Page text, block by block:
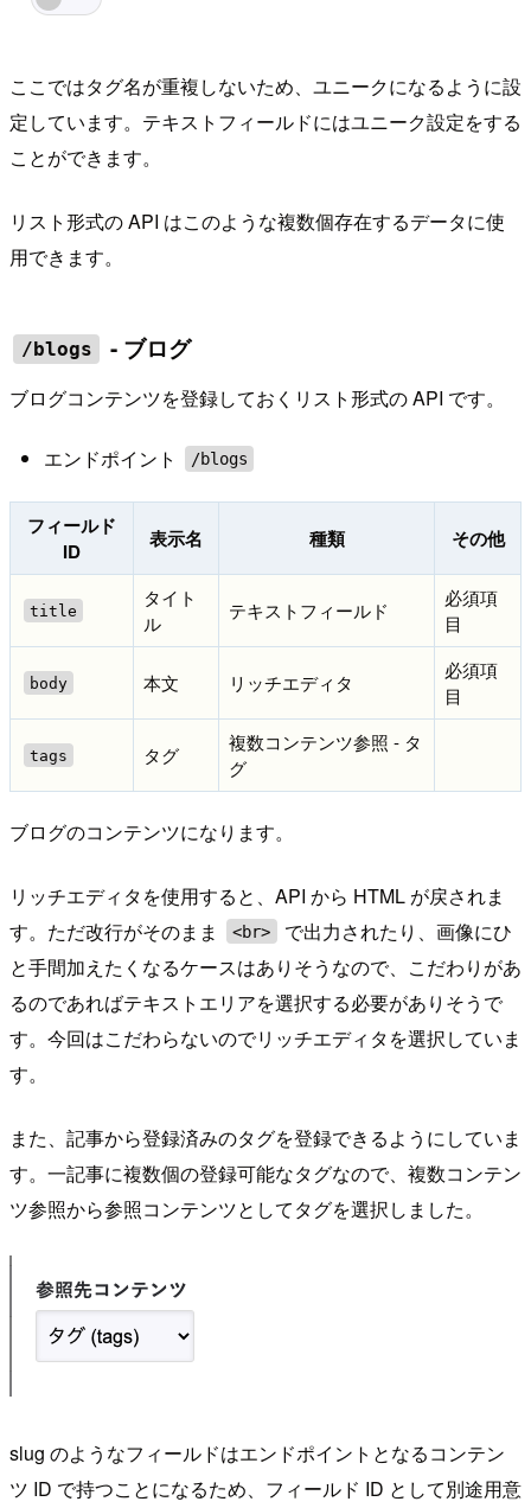
ここではタグ名が重複しないため、ユニークになるように設
定しています。テキストフィールドにはユニーク設定をする
ことができます。
リスト形式の API はこのような複数個存在するデータに使
用できます。
/blogs - ブログ
ブログコンテンツを登録しておくリスト形式の API です。
エンドポイント /blogs
フィールド
ID
表示名 種類 その他
title
タイト
ル
テキストフィールド
必須項
目
body 本文 リッチエディタ
必須項
目
tags タグ
複数コンテンツ参照 - タ
グ
ブログのコンテンツになります。
リッチエディタを使用すると、API から HTML が戻されま
す。ただ改行がそのまま
<br>
で出力されたり、画像にひ
と手間加えたくなるケースはありそうなので、こだわりがあ
るのであればテキストエリアを選択する必要がありそうで
す。今回はこだわらないのでリッチエディタを選択していま
す。
また、記事から登録済みのタグを登録できるようにしていま
す。一記事に複数個の登録可能なタグなので、複数コンテン
ツ参照から参照コンテンツとしてタグを選択しました。
slug のようなフィールドはエンドポイントとなるコンテン
ツ ID で持つことになるため、フィールド ID として別途用意